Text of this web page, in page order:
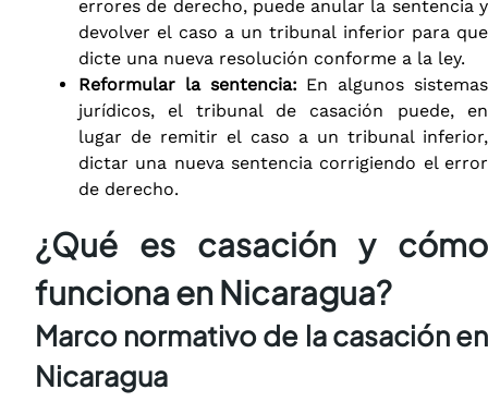
errores de derecho, puede anular la sentencia y
devolver el caso a un tribunal inferior para que
dicte una nueva resolución conforme a la ley.
Reformular la sentencia: En algunos sistemas
jurídicos, el tribunal de casación puede, en
lugar de remitir el caso a un tribunal inferior,
dictar una nueva sentencia corrigiendo el error
de derecho.
¿Qué es casación y cómo
funciona en Nicaragua?
Marco normativo de la casación en
Nicaragua